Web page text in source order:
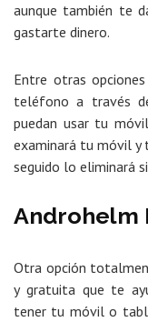
aunque también te
gastarte dinero.
Entre otras
teléfono a través
puedan usar tu
examinará tu móvil y
seguido lo eliminará
Androhelm
Otra opción
y gratuita que te
tener tu móvil o